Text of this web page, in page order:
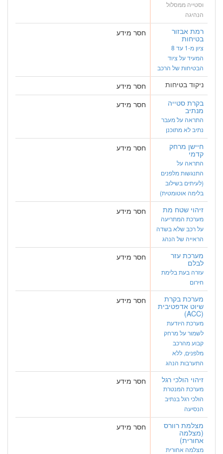
וסטייה ממסלול
הנהיגה
רמת אבזור
בטיחות
ציון מ-1 עד 8
המעיד על ציוד
הבטיחות של הרכב
חסר מידע
ניקוד בטיחות
חסר מידע
בקרת סטייה
מנתיב
התראה על מעבר
נתיב לא מתוכנן
חסר מידע
חיישן מרחק
קדמי
התראה על
התנגשות מלפנים
(לעיתים בשילוב
בלימה אוטומטית)
חסר מידע
זיהוי שטח מת
מערכת המתריעה
על רכב שלא בשדה
הראייה של הנהג
חסר מידע
מערכת עזר
לבלם
עזרה בעת בלימת
חירום
חסר מידע
מערכת בקרת
שיוט אדפטיבית
(ACC)
מערכת היודעת
לשמור על מרחק
קבוע מהרכב
מלפנים, ללא
התערבות הנהג
חסר מידע
זיהוי הולכי רגל
מערכת המנטרת
הולכי רגל בנתיב
הנסיעה
חסר מידע
מצלמת רוורס
(מצלמה
אחורית)
מצלמה אחורית
חסר מידע